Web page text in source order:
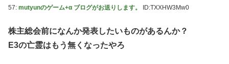
57: mutyunのゲーム+α ブログがお送りします。 ID:TXXHW3Mw0
株主総会前になんか発表したいものがあるんか？
E3の亡霊はもう無くなったやろ